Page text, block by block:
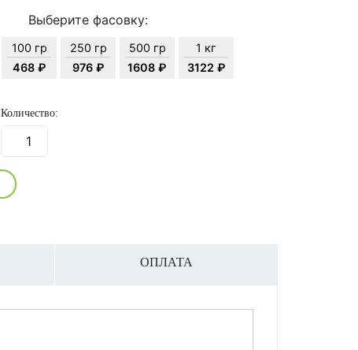
Выберите фасовку:
100 гр
468 ₽
250 гр
976 ₽
500 гр
1608 ₽
1 кг
3122 ₽
Количество:
ОПЛАТА